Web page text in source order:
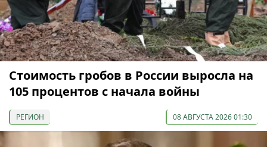
Стоимость гробов в России выросла на
105 процентов с начала войны
РЕГИОН 08 АВГУСТА 2026 01:30